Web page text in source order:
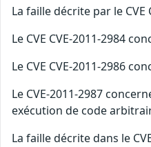
La faille décrite par le
Le CVE CVE-2011-2984
Le CVE CVE-2011-2986
Le CVE-2011-2987
exécution de code
La faille décrite dans le